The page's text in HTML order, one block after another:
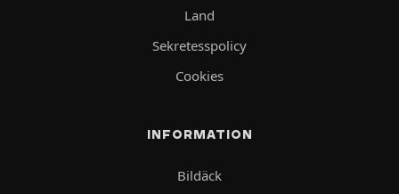
Land
Sekretesspolicy
Cookies
INFORMATION
Bildäck